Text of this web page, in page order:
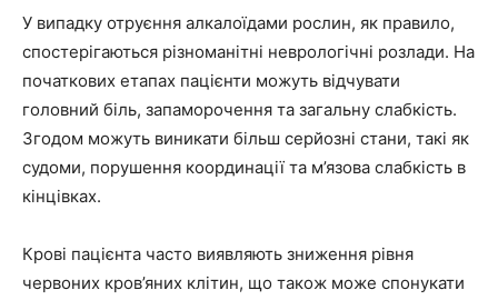
У випадку отруєння алкалоїдами рослин, як правило,
спостерігаються різноманітні неврологічні розлади. На
початкових етапах пацієнти можуть відчувати
головний біль, запаморочення та загальну слабкість.
Згодом можуть виникати більш серйозні стани, такі як
судоми, порушення координації та м’язова слабкість в
кінцівках.
Крові пацієнта часто виявляють зниження рівня
червоних кров’яних клітин, що також може спонукати